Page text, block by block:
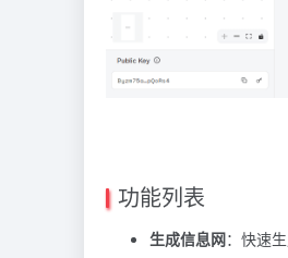
功能列表
生成信息网：快速